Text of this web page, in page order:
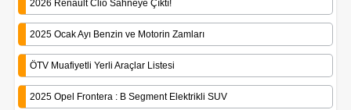
2026 Renault Clio Sahneye Çıktı!
2025 Ocak Ayı Benzin ve Motorin Zamları
ÖTV Muafiyetli Yerli Araçlar Listesi
2025 Opel Frontera : B Segment Elektrikli SUV